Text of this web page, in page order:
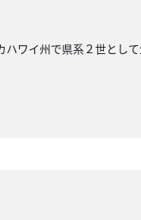
ワイ州で県系２世とし